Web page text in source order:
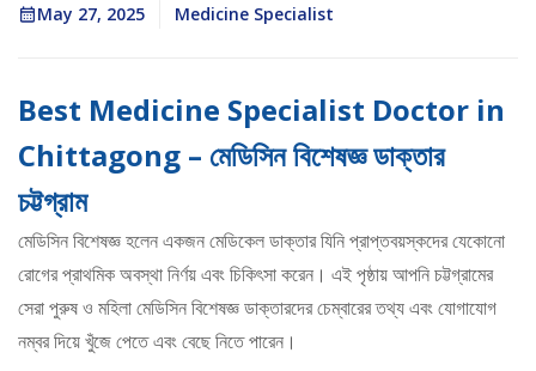
May 27, 2025 Medicine Specialist
Best Medicine Specialist Doctor in
Chittagong – মেডিসিন বিশেষজ্ঞ ডাক্তার
চট্টগ্রাম
মেডিসিন বিশেষজ্ঞ হলেন একজন মেডিকেল ডাক্তার যিনি প্রাপ্তবয়স্কদের যেকোনো
রোগের প্রাথমিক অবস্থা নির্ণয় এবং চিকিৎসা করেন। এই পৃষ্ঠায় আপনি চট্টগ্রামের
সেরা পুরুষ ও মহিলা মেডিসিন বিশেষজ্ঞ ডাক্তারদের চেম্বারের তথ্য এবং যোগাযোগ
নম্বর দিয়ে খুঁজে পেতে এবং বেছে নিতে পারেন।